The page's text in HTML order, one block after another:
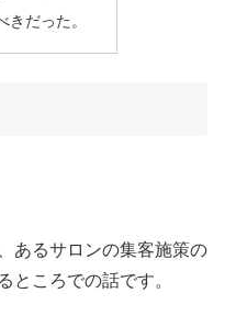
きだった。
あるサロンの集客施策の
ところでの話です。